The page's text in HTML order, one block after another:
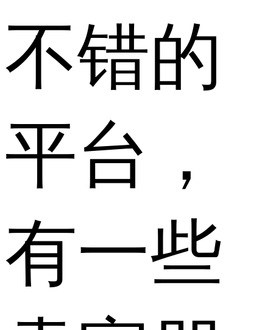
不错的
平台，
有一些